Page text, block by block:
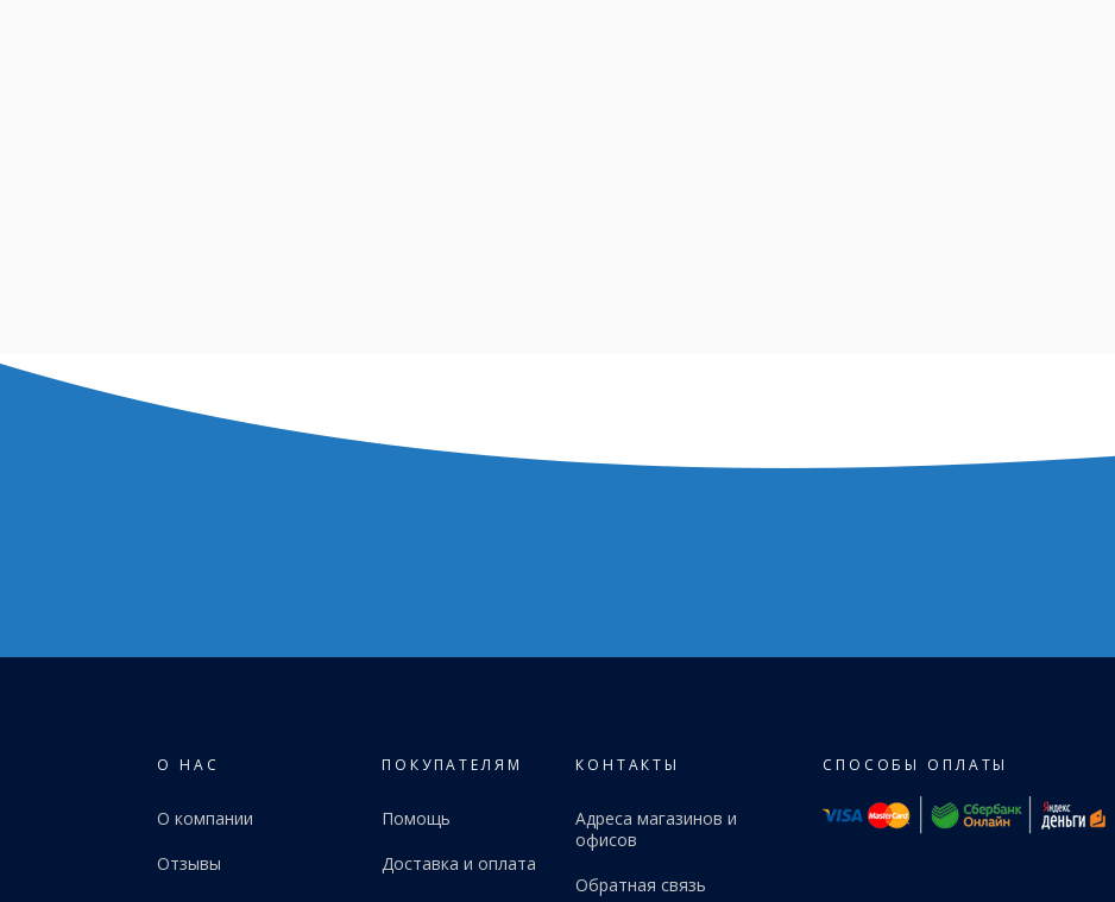
О НАС
О компании
Отзывы
ПОКУПАТЕЛЯМ
Помощь
Доставка и оплата
КОНТАКТЫ
Адреса магазинов и
офисов
Обратная связь
СПОСОБЫ ОПЛАТЫ